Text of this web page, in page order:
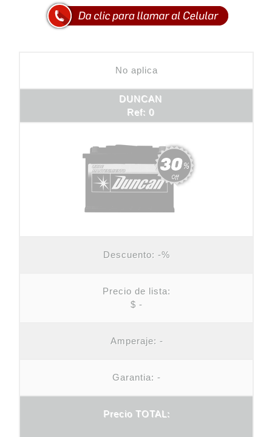
No aplica
DUNCAN
Ref: 0
Descuento: -%
Precio de lista:
$ -
Amperaje: -
Garantia: -
Precio TOTAL: